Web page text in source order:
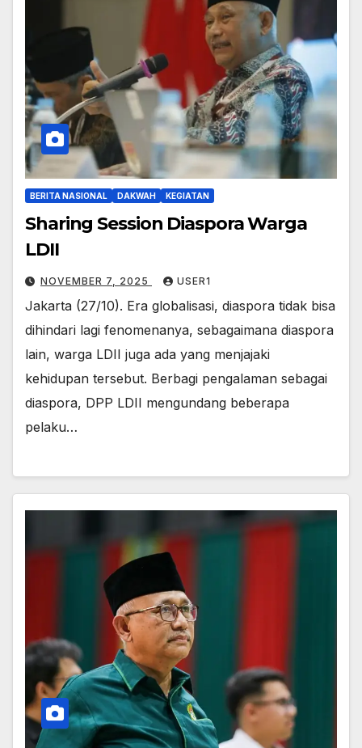
BERITA NASIONAL DAKWAH KEGIATAN
Sharing Session Diaspora Warga
LDII
NOVEMBER 7, 2025 USER1
Jakarta (27/10). Era globalisasi, diaspora tidak bisa
dihindari lagi fenomenanya, sebagaimana diaspora
lain, warga LDII juga ada yang menjajaki
kehidupan tersebut. Berbagi pengalaman sebagai
diaspora, DPP LDII mengundang beberapa
pelaku…